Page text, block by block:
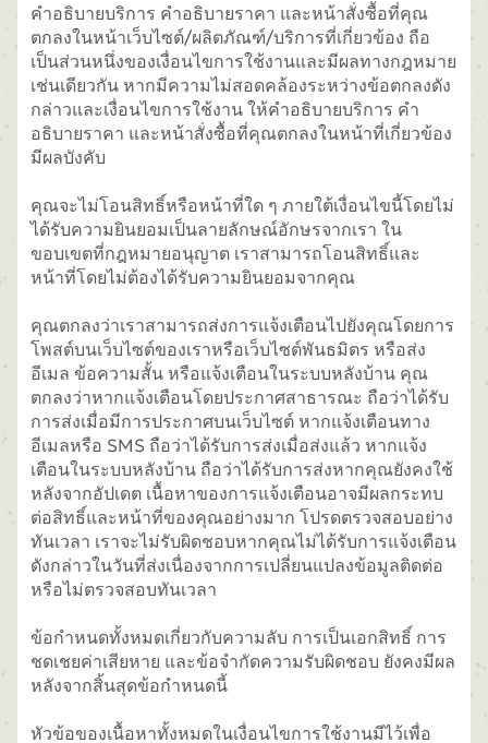
คำอธิบายบริการ คำอธิบายราคา และหน้าสั่งซื้อที่คุณ
ตกลงในหน้าเว็บไซต์/ผลิตภัณฑ์/บริการที่เกี่ยวข้อง ถือ
เป็นส่วนหนึ่งของเงื่อนไขการใช้งานและมีผลทางกฎหมาย
เช่นเดียวกัน หากมีความไม่สอดคล้องระหว่างข้อตกลงดัง
กล่าวและเงื่อนไขการใช้งาน ให้คำอธิบายบริการ คำ
อธิบายราคา และหน้าสั่งซื้อที่คุณตกลงในหน้าที่เกี่ยวข้อง
มีผลบังคับ
คุณจะไม่โอนสิทธิ์หรือหน้าที่ใด ๆ ภายใต้เงื่อนไขนี้โดยไม่
ได้รับความยินยอมเป็นลายลักษณ์อักษรจากเรา ใน
ขอบเขตที่กฎหมายอนุญาต เราสามารถโอนสิทธิ์และ
หน้าที่โดยไม่ต้องได้รับความยินยอมจากคุณ
คุณตกลงว่าเราสามารถส่งการแจ้งเตือนไปยังคุณโดยการ
โพสต์บนเว็บไซต์ของเราหรือเว็บไซต์พันธมิตร หรือส่ง
อีเมล ข้อความสั้น หรือแจ้งเตือนในระบบหลังบ้าน คุณ
ตกลงว่าหากแจ้งเตือนโดยประกาศสาธารณะ ถือว่าได้รับ
การส่งเมื่อมีการประกาศบนเว็บไซต์ หากแจ้งเตือนทาง
อีเมลหรือ SMS ถือว่าได้รับการส่งเมื่อส่งแล้ว หากแจ้ง
เตือนในระบบหลังบ้าน ถือว่าได้รับการส่งหากคุณยังคงใช้
หลังจากอัปเดต เนื้อหาของการแจ้งเตือนอาจมีผลกระทบ
ต่อสิทธิ์และหน้าที่ของคุณอย่างมาก โปรดตรวจสอบอย่าง
ทันเวลา เราจะไม่รับผิดชอบหากคุณไม่ได้รับการแจ้งเตือน
ดังกล่าวในวันที่ส่งเนื่องจากการเปลี่ยนแปลงข้อมูลติดต่อ
หรือไม่ตรวจสอบทันเวลา
ข้อกำหนดทั้งหมดเกี่ยวกับความลับ การเป็นเอกสิทธิ์ การ
ชดเชยค่าเสียหาย และข้อจำกัดความรับผิดชอบ ยังคงมีผล
หลังจากสิ้นสุดข้อกำหนดนี้
หัวข้อของเนื้อหาทั้งหมดในเงื่อนไขการใช้งานมีไว้เพื่อ